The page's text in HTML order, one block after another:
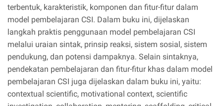
terbentuk, karakteristik, komponen dan fitur-fitur dalam
model pembelajaran CSI. Dalam buku ini, dijelaskan
langkah praktis penggunaan model pembelajaran CSI
melalui uraian sintak, prinsip reaksi, sistem sosial, sistem
pendukung, dan potensi dampaknya. Selain sintaknya,
pendekatan pembelajaran dan fitur-fitur khas dalam model
pembelajaran CSI juga dijelaskan dalam buku ini, yaitu:
contextual scientific, motivational context, scientific